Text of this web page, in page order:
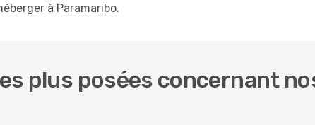
à Paramaribo.
plus posées concernant